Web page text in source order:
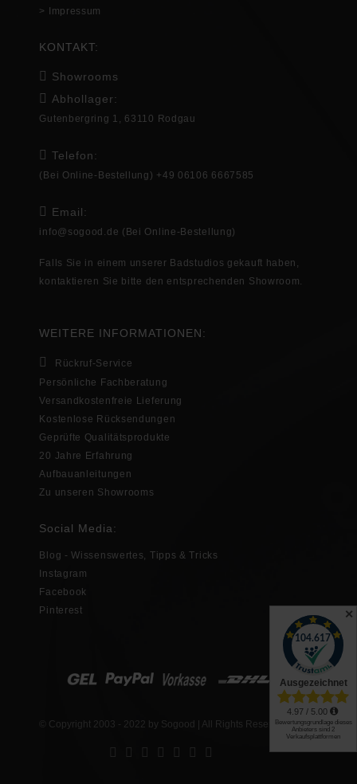
✕
> Impressum
KONTAKT:
Showrooms
Abhollager:
Gutenbergring 1, 63110 Rodgau
Telefon:
(Bei Online-Bestellung) +49 06106 6667585
Email:
info@sogood.de (Bei Online-Bestellung)
Falls Sie in einem unserer Badstudios gekauft haben,
kontaktieren Sie bitte den entsprechenden Showroom.
WEITERE INFORMATIONEN:
Rückruf-Service
Persönliche Fachberatung
Versandkostenfreie Lieferung
Kostenlose Rücksendungen
Geprüfte Qualitätsprodukte
20 Jahre Erfahrung
Aufbauanleitungen
Zu unseren Showrooms
Social Media:
Blog - Wissenswertes, Tipps & Tricks
Instagram
Facebook
Pinterest
© Copyright 2003 - 2022 by Sogood | All Rights Reserved.